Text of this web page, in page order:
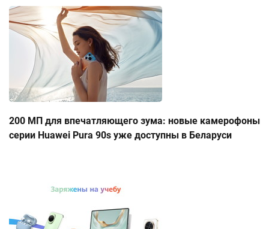
200 МП для впечатляющего зума: новые камерофоны
серии Huawei Pura 90s уже доступны в Беларуси